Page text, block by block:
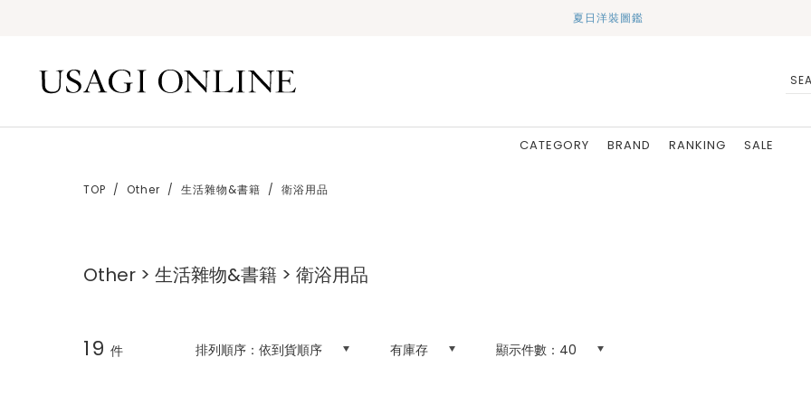
夏日洋裝圖鑑
CATEGORY BRAND RANKING
SALE
TOP Other 生活雜物&書籍 衛浴用品
Other > 生活雜物&書籍 > 衛浴用品
19 件 排列順序：依到貨順序 有庫存 顯示件數： 40